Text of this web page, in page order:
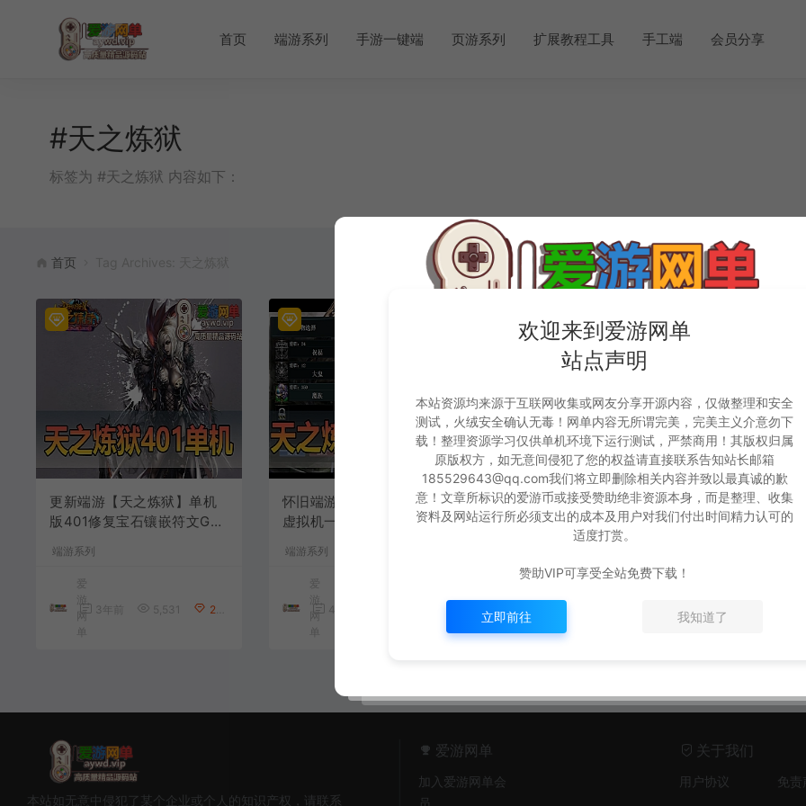
首页 端游系列 手游一键端 页游系列 扩展教程工具 手工端 会员分享
#天之炼狱
标签为 #天之炼狱 内容如下：
首页
更新端游【天之炼狱】单机
版401修复宝石镶嵌符文GM
键端
端游系列
爱
游
网
单
3年前 5,531 299
怀旧端游【天之炼狱】V311
虚拟机一键端GM后台刷物品
端游系列
爱
游
网
单
4年前
本站如无意中侵犯了某个企业或个人的知识产权，请联系
爱游网单
加入爱游网单会
员
关于我们
用户协议 免责
欢迎来到爱游网单
站点声明
本站资源均来源于互联网收集或网友分享开源内容，仅做整理和安全
测试，火绒安全确认无毒！网单内容无所谓完美，完美主义介意勿下
载！整理资源学习仅供单机环境下运行测试，严禁商用！其版权归属
原版权方，如无意间侵犯了您的权益请直接联系告知站长邮箱
185529643@qq.com我们将立即删除相关内容并致以最真诚的歉
意！文章所标识的爱游币或接受赞助绝非资源本身，而是整理、收集
资料及网站运行所必须支出的成本及用户对我们付出时间精力认可的
适度打赏。
赞助VIP可享受全站免费下载！
立即前往 我知道了